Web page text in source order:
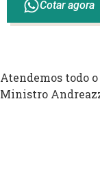
Cotar agora
Atendemos todo
Ministro